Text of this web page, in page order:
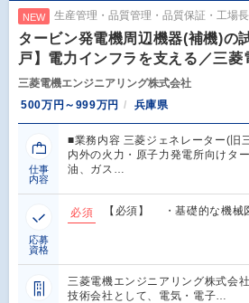
NEW 生産管理・品質管理・品質保証・工場長
タービン発電機周辺機器(補機)の
戸】電力インフラを支える／三菱
三菱電機エンジニアリング株式会社
500万円～999万円
兵庫県
仕事
内容
■業務内容 三菱ジェネレーター(旧
内外の火力・原子力発電所向けタ
油、ガス…
応募
資格
必須 【必須】 ・基礎的な機械
三菱電機エンジニアリング株式会
技術会社として、電気・電子…